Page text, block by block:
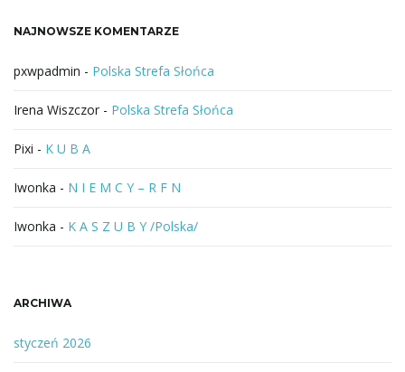
z
NAJNOWSZE KOMENTARZE
pxwpadmin - Polska Strefa Słońca
Irena Wiszczor - Polska Strefa Słońca
Pixi - K U B A
Iwonka - N I E M C Y – R F N
Iwonka - K A S Z U B Y /Polska/
ARCHIWA
styczeń 2026